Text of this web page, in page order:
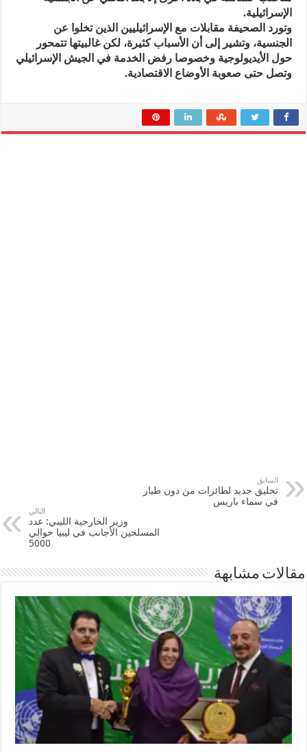
الإسرائيلية.
وتورد الصحيفة مقابلات مع الإسرائيليين الذين تخلوا عن
الجنسية، وتشير إلى أن الأسباب كثيرة، لكن غالبيتها تتمحور
حول الأيديولوجية وخصوصا رفض الخدمة في الجيش الإسرائيلي
وتصل حتى صعوبة الأوضاع الاقتصادية.
السابق
تحليق جديد لطائرات من دون طيار
في سماء باريس
التالي
وزير الخارجية الليبي: عدد
المسلحين الأجانب في ليبيا حوالي
5000
مقالات مشابهة